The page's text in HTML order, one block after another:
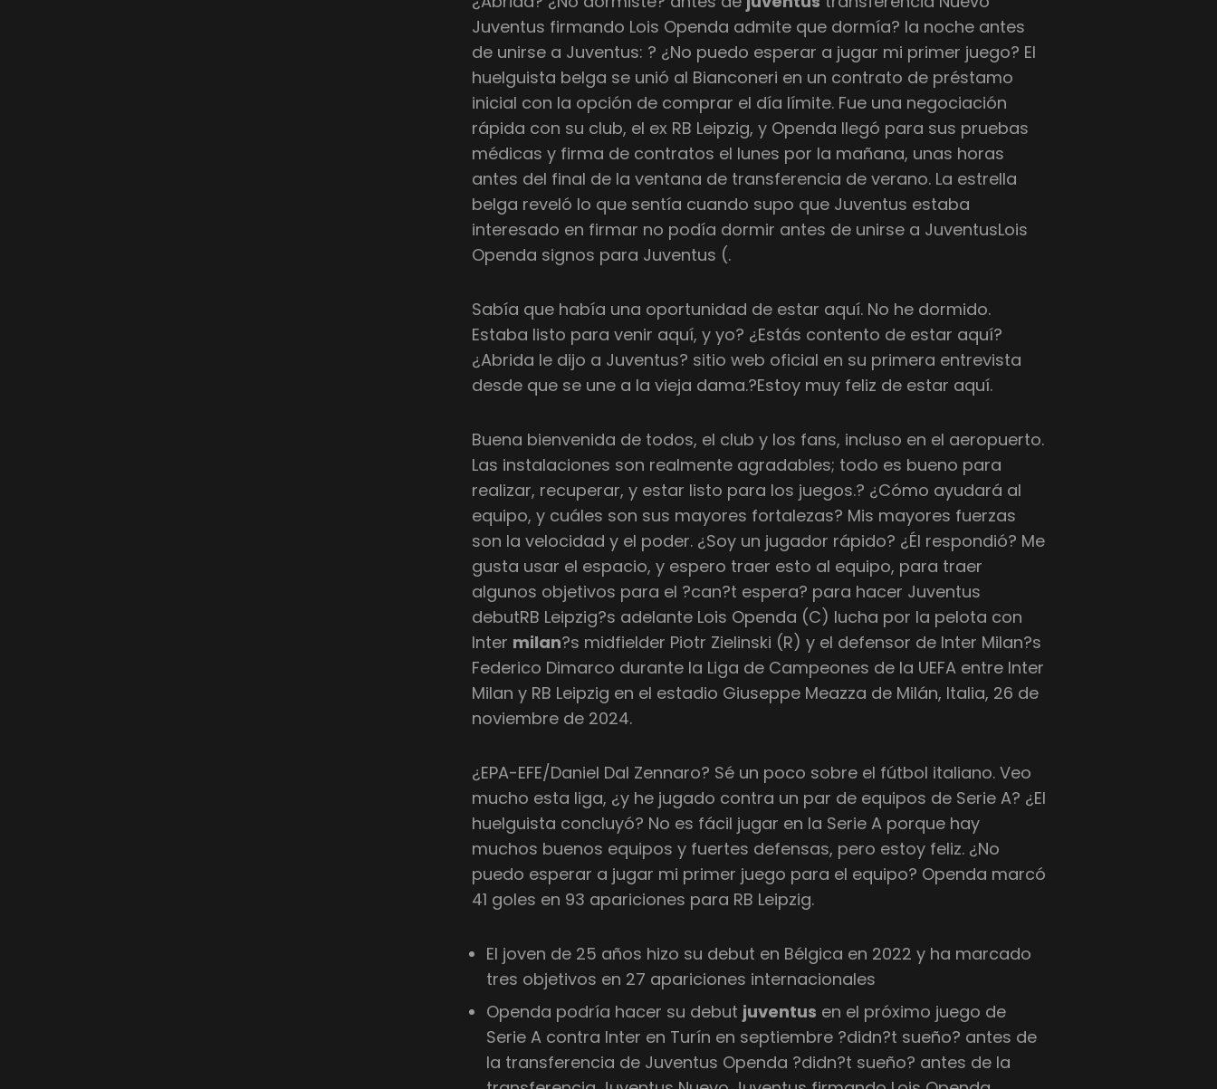
Juventus firmando Lois Openda admite que dormía? la noche antes
de unirse a Juventus: ? ¿No puedo esperar a jugar mi primer juego? El
huelguista belga se unió al Bianconeri en un contrato de préstamo
inicial con la opción de comprar el día límite. Fue una negociación
rápida con su club, el ex RB Leipzig, y Openda llegó para sus pruebas
médicas y firma de contratos el lunes por la mañana, unas horas
antes del final de la ventana de transferencia de verano. La estrella
belga reveló lo que sentía cuando supo que Juventus estaba
interesado en firmar no podía dormir antes de unirse a JuventusLois
Openda signos para Juventus (.
Sabía que había una oportunidad de estar aquí. No he dormido.
Estaba listo para venir aquí, y yo? ¿Estás contento de estar aquí?
¿Abrida le dijo a Juventus? sitio web oficial en su primera entrevista
desde que se une a la vieja dama.?Estoy muy feliz de estar aquí.
Buena bienvenida de todos, el club y los fans, incluso en el aeropuerto.
Las instalaciones son realmente agradables; todo es bueno para
realizar, recuperar, y estar listo para los juegos.? ¿Cómo ayudará al
equipo, y cuáles son sus mayores fortalezas? Mis mayores fuerzas
son la velocidad y el poder. ¿Soy un jugador rápido? ¿Él respondió? Me
gusta usar el espacio, y espero traer esto al equipo, para traer
algunos objetivos para el ?can?t espera? para hacer Juventus
debutRB Leipzig?s adelante Lois Openda (C) lucha por la pelota con
Inter milan?s midfielder Piotr Zielinski (R) y el defensor de Inter Milan?s
Federico Dimarco durante la Liga de Campeones de la UEFA entre Inter
Milan y RB Leipzig en el estadio Giuseppe Meazza de Milán, Italia, 26 de
noviembre de 2024.
¿EPA-EFE/Daniel Dal Zennaro? Sé un poco sobre el fútbol italiano. Veo
mucho esta liga, ¿y he jugado contra un par de equipos de Serie A? ¿El
huelguista concluyó? No es fácil jugar en la Serie A porque hay
muchos buenos equipos y fuertes defensas, pero estoy feliz. ¿No
puedo esperar a jugar mi primer juego para el equipo? Openda marcó
41 goles en 93 apariciones para RB Leipzig.
El joven de 25 años hizo su debut en Bélgica en 2022 y ha marcado
tres objetivos en 27 apariciones internacionales
Openda podría hacer su debut juventus en el próximo juego de
Serie A contra Inter en Turín en septiembre ?didn?t sueño? antes de
la transferencia de Juventus Openda ?didn?t sueño? antes de la